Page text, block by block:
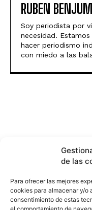
de las
Para ofrecer las mejores
cookies para almacenar y/o
consentimiento de estas
RUBEN
Soy periodista por
necesidad.
hacer periodismo
con miedo a las